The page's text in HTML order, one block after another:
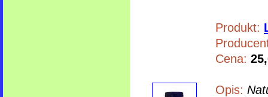
Produkt:
Cena:
Opis: